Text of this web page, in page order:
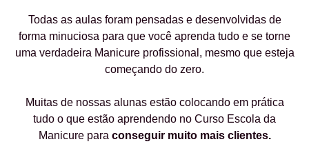
Todas as aulas foram pensadas e desenvolvidas de
forma minuciosa para que você aprenda tudo e se torne
uma verdadeira Manicure profissional, mesmo que esteja
começando do zero.
Muitas de nossas alunas estão colocando em prática
tudo o que estão aprendendo no Curso Escola da
Manicure para conseguir muito mais clientes.